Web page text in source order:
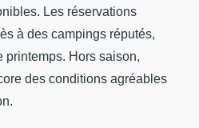
Les réservations
à des campings réputés,
printemps. Hors saison,
des conditions agréables